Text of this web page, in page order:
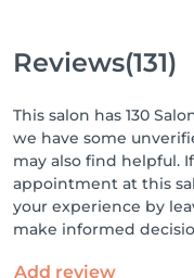
Reviews(131)
This salon has 130
we have some
may also find helpful.
appointment at this
your experience by
make informed
Add review